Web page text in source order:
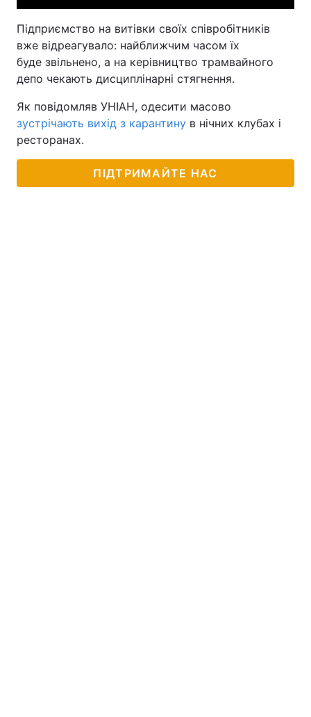
Підприємство на витівки своїх співробітників
вже відреагувало: найближчим часом їх
буде звільнено, а на керівництво трамвайного
депо чекають дисциплінарні стягнення.
Як повідомляв УНІАН, одесити масово
зустрічають вихід з карантину в нічних клубах і
ресторанах.
ПІДТРИМАЙТЕ НАС